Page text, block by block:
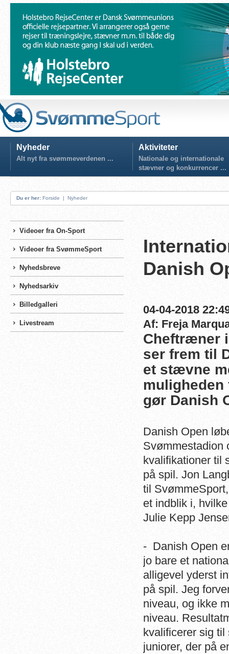
Nyheder
Alt nyt fra svømmeverdenen ...
Aktiviteter
Nationale og internationale
stævner og konkurrencer ...
Du er her: Forside | Nyheder
Videoer fra On-Sport
Videoer fra SvømmeSport
Nyhedsbreve
Nyhedsarkiv
Billedgalleri
Livestream
Danish
04-04-2018
Af: Freja
Cheftræner
ser frem til
et stævne
gør Danish
Danish Open
Svømmestadion
kvalifikationer til
på spil. Jon
til
et indblik i,
Julie Kepp
- Danish Open
jo bare et
alligevel yderst
på spil. Jeg
niveau, og ikke
niveau.
kvalificerer sig til
juniorer, der på